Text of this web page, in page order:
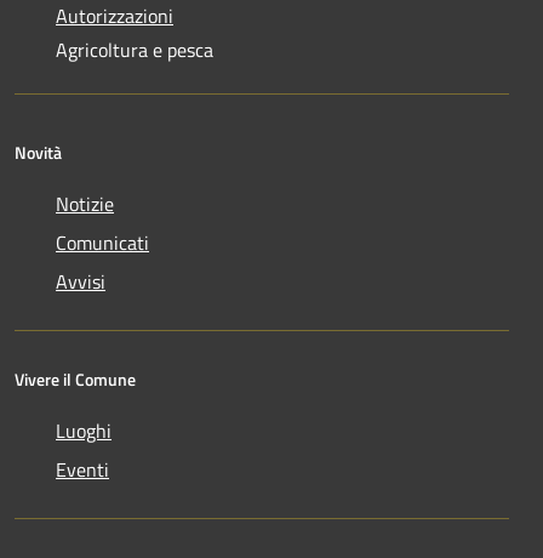
Autorizzazioni
Agricoltura e pesca
Novità
Notizie
Comunicati
Avvisi
Vivere il Comune
Luoghi
Eventi